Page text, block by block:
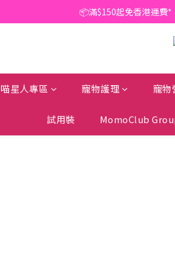
📦滿$150起免香港運費*
📦滿$150起免香港運費*
🥫 罐頭優惠 | 任選* 6件 即減 $6 |
喵星人專區 寵物護理 寵物
試用裝 MomoClub